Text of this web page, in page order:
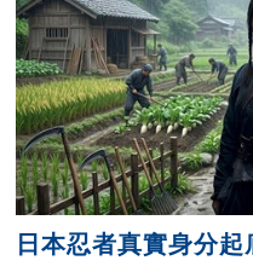
日本忍者真實身分